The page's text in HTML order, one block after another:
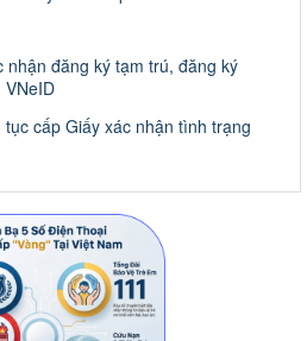
nhận đăng ký tạm trú, đăng ký
cấp Giấy xác nhận tình trạng